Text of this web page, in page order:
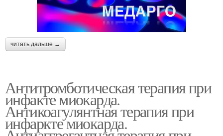
читать дальше →
Антитромботическая терапия при
инфакте миокарда.
Антикоагулянтная терапия при
инфаркте миокарда.